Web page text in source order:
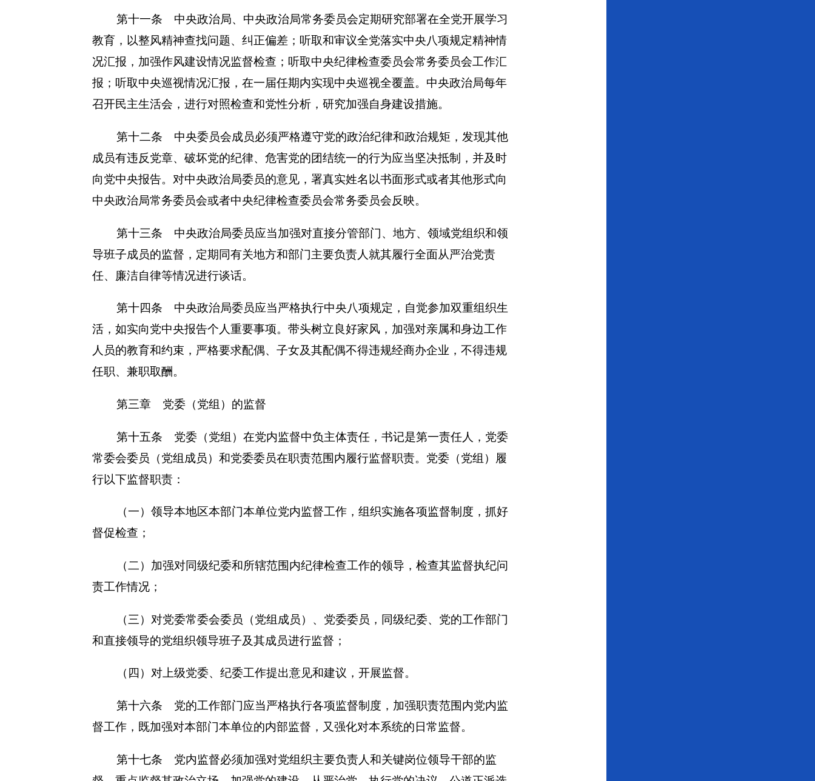
第十一条 中央政治局、中央政治局常务委员会定期研究部署在全党开展学习
教育，以整风精神查找问题、纠正偏差；听取和审议全党落实中央八项规定精神情
况汇报，加强作风建设情况监督检查；听取中央纪律检查委员会常务委员会工作汇
报；听取中央巡视情况汇报，在一届任期内实现中央巡视全覆盖。中央政治局每年
召开民主生活会，进行对照检查和党性分析，研究加强自身建设措施。
第十二条 中央委员会成员必须严格遵守党的政治纪律和政治规矩，发现其他
成员有违反党章、破坏党的纪律、危害党的团结统一的行为应当坚决抵制，并及时
向党中央报告。对中央政治局委员的意见，署真实姓名以书面形式或者其他形式向
中央政治局常务委员会或者中央纪律检查委员会常务委员会反映。
第十三条 中央政治局委员应当加强对直接分管部门、地方、领域党组织和领
导班子成员的监督，定期同有关地方和部门主要负责人就其履行全面从严治党责
任、廉洁自律等情况进行谈话。
第十四条 中央政治局委员应当严格执行中央八项规定，自觉参加双重组织生
活，如实向党中央报告个人重要事项。带头树立良好家风，加强对亲属和身边工作
人员的教育和约束，严格要求配偶、子女及其配偶不得违规经商办企业，不得违规
任职、兼职取酬。
第三章 党委（党组）的监督
第十五条 党委（党组）在党内监督中负主体责任，书记是第一责任人，党委
常委会委员（党组成员）和党委委员在职责范围内履行监督职责。党委（党组）履
行以下监督职责：
（一）领导本地区本部门本单位党内监督工作，组织实施各项监督制度，抓好
督促检查；
（二）加强对同级纪委和所辖范围内纪律检查工作的领导，检查其监督执纪问
责工作情况；
（三）对党委常委会委员（党组成员）、党委委员，同级纪委、党的工作部门
和直接领导的党组织领导班子及其成员进行监督；
（四）对上级党委、纪委工作提出意见和建议，开展监督。
第十六条 党的工作部门应当严格执行各项监督制度，加强职责范围内党内监
督工作，既加强对本部门本单位的内部监督，又强化对本系统的日常监督。
第十七条 党内监督必须加强对党组织主要负责人和关键岗位领导干部的监